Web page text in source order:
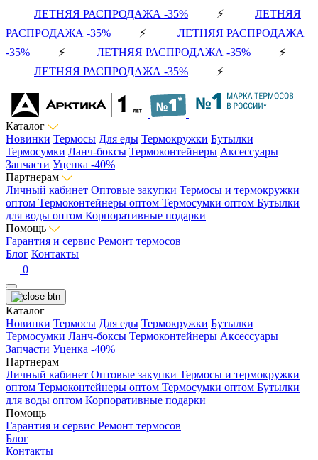
ЛЕТНЯЯ РАСПРОДАЖА -35% ⚡ ЛЕТНЯЯ
РАСПРОДАЖА -35% ⚡ ЛЕТНЯЯ РАСПРОДАЖА
-35% ⚡ ЛЕТНЯЯ РАСПРОДАЖА -35% ⚡
ЛЕТНЯЯ РАСПРОДАЖА -35% ⚡
Каталог
Новинки Термосы Для еды Термокружки Бутылки
Термосумки Ланч-боксы Термоконтейнеры Аксессуары
Запчасти Уценка -40%
Партнерам
Личный кабинет Оптовые закупки Термосы и термокружки
оптом Термоконтейнеры оптом Термосумки оптом Бутылки
для воды оптом Корпоративные подарки
Помощь
Гарантия и сервис Ремонт термосов
Блог Контакты
0
Каталог
Новинки Термосы Для еды Термокружки Бутылки
Термосумки Ланч-боксы Термоконтейнеры Аксессуары
Запчасти Уценка -40%
Партнерам
Личный кабинет Оптовые закупки Термосы и термокружки
оптом Термоконтейнеры оптом Термосумки оптом Бутылки
для воды оптом Корпоративные подарки
Помощь
Гарантия и сервис Ремонт термосов
Блог
Контакты